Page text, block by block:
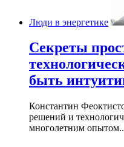
Люди в энергетике
Секреты
быть
Константин
решений и
многолетним